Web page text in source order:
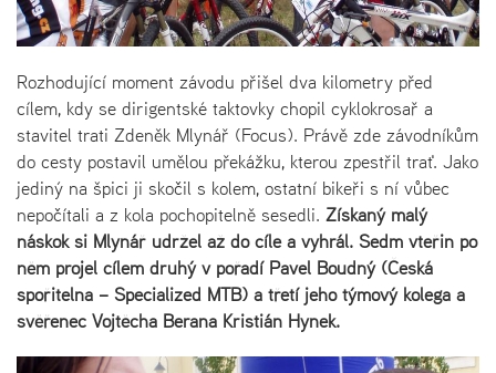
Rozhodující moment závodu přišel dva kilometry před
cílem, kdy se dirigentské taktovky chopil cyklokrosař a
stavitel trati Zdeněk Mlynář (Focus). Právě zde závodníkům
do cesty postavil umělou překážku, kterou zpestřil trať. Jako
jediný na špici ji skočil s kolem, ostatní bikeři s ní vůbec
nepočítali a z kola pochopitelně sesedli. Získaný malý
náskok si Mlynář udržel až do cíle a vyhrál. Sedm vteřin po
něm projel cílem druhý v pořadí Pavel Boudný (Česká
spořitelna – Specialized MTB) a třetí jeho týmový kolega a
svěřenec Vojtěcha Berana Kristián Hynek.